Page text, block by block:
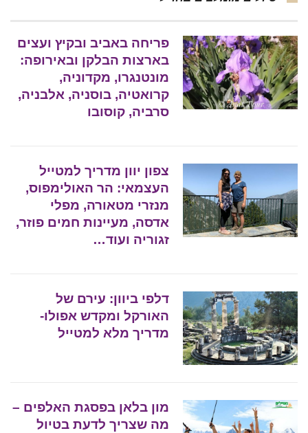
פריחה באביב ובקיץ ועצים
בארצות הבלקן ובאירופה:
מונטנגרו, מקדוניה,
קרואטיה, בוסניה, אלבניה,
סרביה, קוסובו
צפון יוון מדריך למטייל
העצמאי: הר האולימפוס,
מנזרי מטאורה, מפלי
אדסה, מעיינות חמים פוזר,
זגוריה ועוד…
דלפי ביוון: עירם של
האורקל ומקדש אפולו-
מדריך מלא למטייל
מון בלאן בפסגת האלפים –
מה שצריך לדעת בטיול